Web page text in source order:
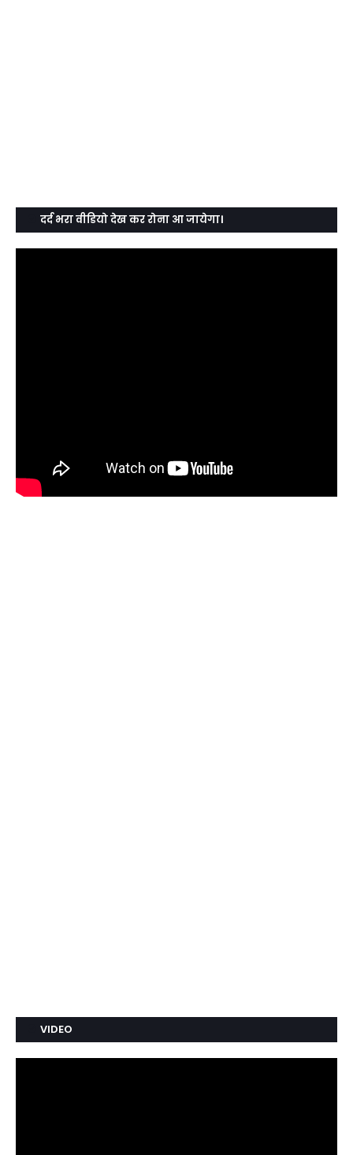
दर्द भरा वीडियो देख कर रोना आ जायेगा।
VIDEO